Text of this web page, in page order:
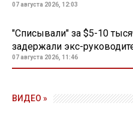
07 августа 2026, 12:03
"Списывали" за $5-10
задержали экс-
07 августа 2026, 11:46
ВИДЕО »